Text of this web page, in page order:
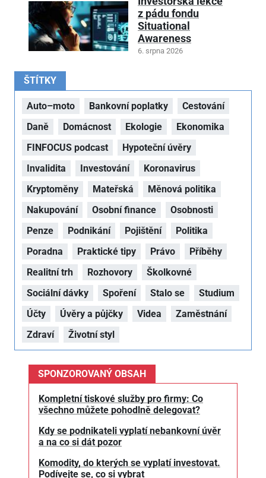
z pádu fondu
Situational
Awareness
6. srpna 2026
ŠTÍTKY
Auto–moto Bankovní poplatky
Cestování
Daně
Domácnost Ekologie
Ekonomika
FINFOCUS podcast
Hypoteční úvěry
Invalidita
Investování
Koronavirus
Kryptoměny
Mateřská
Měnová politika
Nakupování
Osobní finance
Osobnosti
Penze
Podnikání Pojištění
Politika
Poradna
Praktické tipy Právo
Příběhy
Realitní trh
Rozhovory
Školkovné
Sociální dávky
Spoření Stalo se
Studium
Účty
Úvěry a půjčky Videa
Zaměstnání
Zdraví
Životní styl
SPONZOROVANÝ OBSAH
Kompletní tiskové služby pro firmy: Co
všechno můžete pohodlně delegovat?
Kdy se podnikateli vyplatí nebankovní úvěr
a na co si dát pozor
Komodity, do kterých se vyplatí investovat.
Podívejte se, co si vybrat